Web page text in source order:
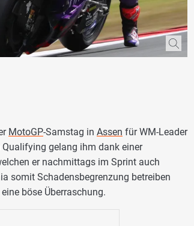
MotoGP-Samstag in Assen für WM-Leader
gelang ihm dank einer
er nachmittags im Sprint auch
somit Schadensbegrenzung betreiben
böse Überraschung.